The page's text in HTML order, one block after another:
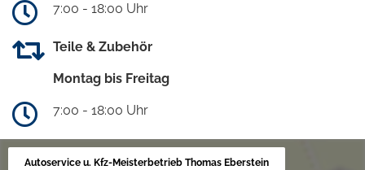
7:00 - 18:00 Uhr
Teile & Zubehör
Montag bis Freitag
7:00 - 18:00 Uhr
Autoservice u. Kfz-Meisterbetrieb Thomas Eberstein